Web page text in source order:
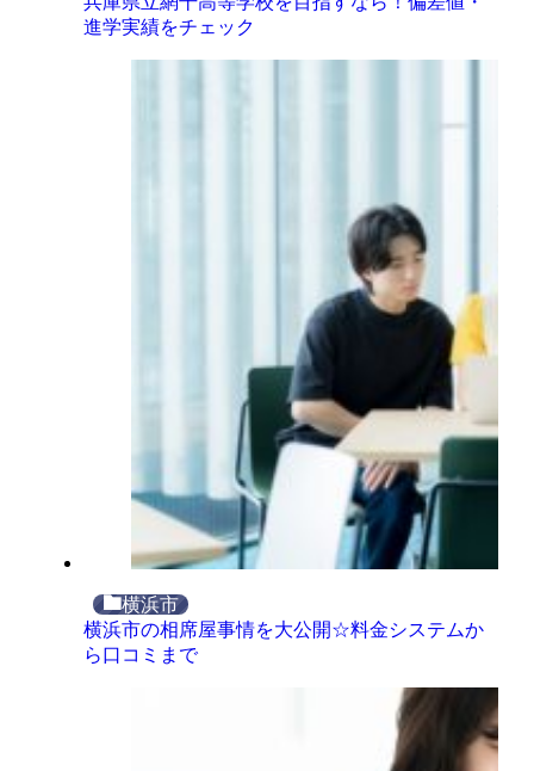
進学実績をチェック
横浜市
横浜市の相席屋事情を大公開☆料金システムか
ら口コミまで